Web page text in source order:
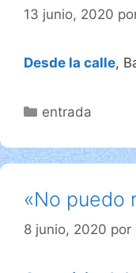
13 junio, 2020
Desde la calle,
Categorías
entrada
«No puedo
8 junio, 2020 por